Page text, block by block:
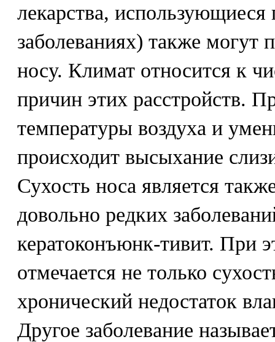
лекарства, использующиеся
заболеваниях) также могут
носу. Климат относится к
причин этих расстройств.
температуры воздуха и
происходит высыхание
Сухость носа является
довольно редких
кератоконъюнк-тивит. При
отмечается не только
хронический недостаток
Другое заболевание